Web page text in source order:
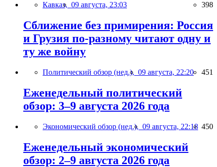
Кавказ, 09 августа, 23:03 398
Сближение без примирения: Россия
и Грузия по-разному читают одну и
ту же войну
Политический обзор (нед.), 09 августа, 22:20 451
Еженедельный политический
обзор: 3–9 августа 2026 года
Экономический обзор (нед.), 09 августа, 22:18 450
Еженедельный экономический
обзор: 2–9 августа 2026 года